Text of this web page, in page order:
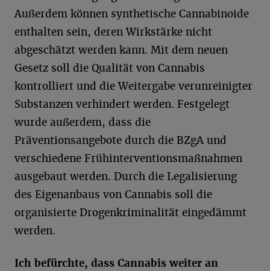
Außerdem können synthetische Cannabinoide
enthalten sein, deren Wirkstärke nicht
abgeschätzt werden kann. Mit dem neuen
Gesetz soll die Qualität von Cannabis
kontrolliert und die Weitergabe verunreinigter
Substanzen verhindert werden. Festgelegt
wurde außerdem, dass die
Präventionsangebote durch die BZgA und
verschiedene Frühinterventionsmaßnahmen
ausgebaut werden. Durch die Legalisierung
des Eigenanbaus von Cannabis soll die
organisierte Drogenkriminalität eingedämmt
werden.
Ich befürchte, dass Cannabis weiter an